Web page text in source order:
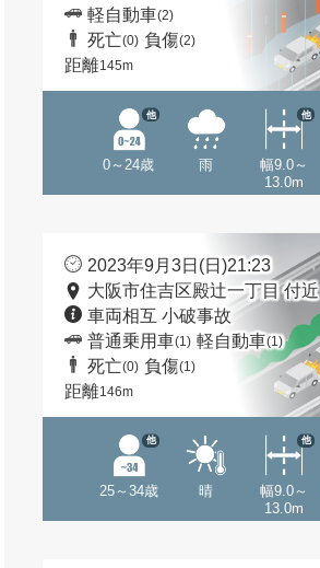
軽自動車(2)
死亡(0) 負傷(2)
距離145m
0～24歳
他
雨
幅9.0～
13.0m
他
2023年9月3日(日)21:23
大阪市住吉区殿辻一丁目 付近
車両相互 小破事故
普通乗用車(1) 軽自動車(1)
死亡(0) 負傷(1)
距離146m
25～34歳
他
晴
幅9.0～
13.0m
他